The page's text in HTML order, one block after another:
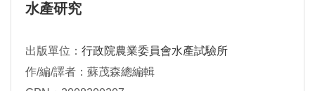
水產研究
出版單位： 行政院農業委員會水產試驗所
作/編/譯者：蘇茂森總編輯